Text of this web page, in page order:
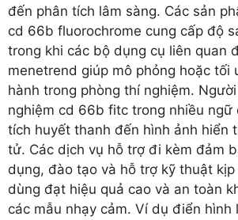
đến phân tích lâm sàng. Các sản
cd 66b fluorochrome cung cấp độ
trong khi các bộ dụng cụ liên quan
menetrend giúp mô phỏng hoặc tối
hành trong phòng thí nghiệm.
nghiệm cd 66b fitc trong nhiều ngữ
tích huyết thanh đến hình ảnh hiển
tử. Các dịch vụ hỗ trợ đi kèm đảm
dụng, đào tạo và hỗ trợ kỹ thuật
dùng đạt hiệu quả cao và an toàn
các mẫu nhạy cảm. Ví dụ điển hình